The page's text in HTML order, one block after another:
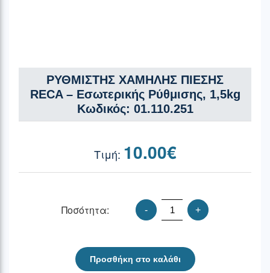
ΡΥΘΜΙΣΤΗΣ ΧΑΜΗΛΗΣ ΠΙΕΣΗΣ
RECA – Εσωτερικής Ρύθμισης, 1,5kg
Κωδικός: 01.110.251
10.00€
Ποσότητα: - +
Προσθήκη στο καλάθι